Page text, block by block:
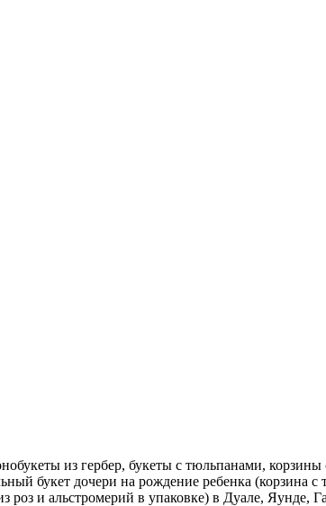
из гербер, букеты с тюльпанами,
букет дочери на рождение ребенка (корзина
и альстромерий в упаковке) в Дуале, Яунде,